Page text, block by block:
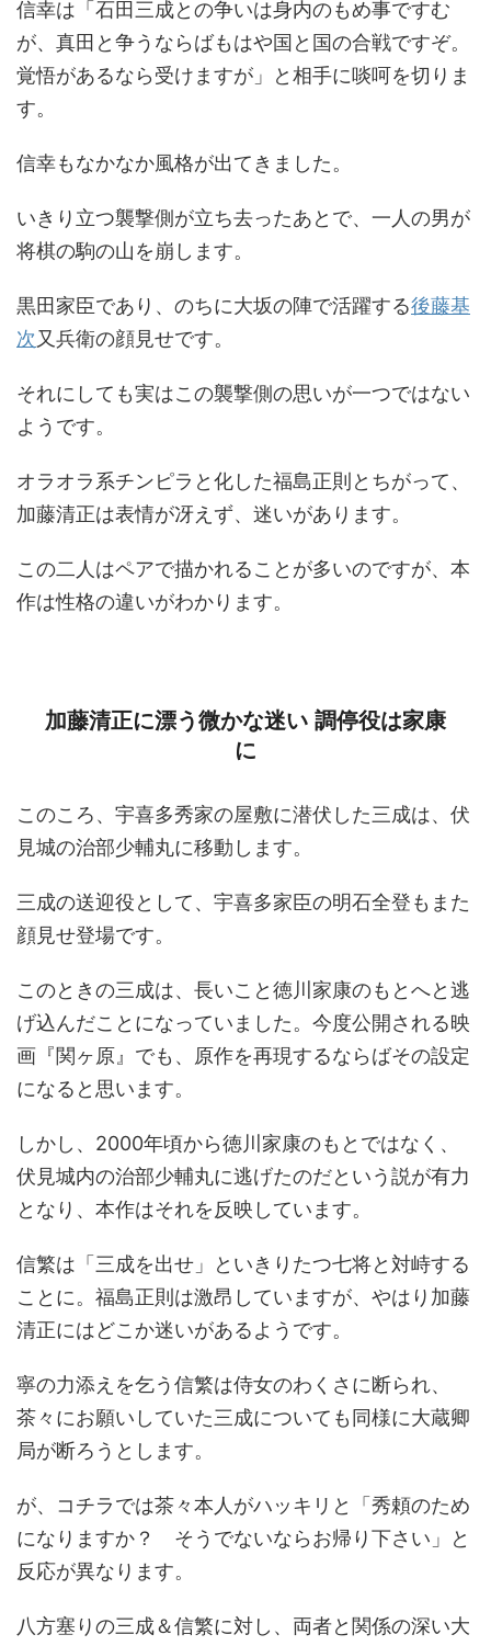
信幸は「石田三成との争いは身内のもめ事ですむ
が、真田と争うならばもはや国と国の合戦ですぞ。
覚悟があるなら受けますが」と相手に啖呵を切りま
す。
信幸もなかなか風格が出てきました。
いきり立つ襲撃側が立ち去ったあとで、一人の男が
将棋の駒の山を崩します。
黒田家臣であり、のちに大坂の陣で活躍する後藤基
次又兵衛の顔見せです。
それにしても実はこの襲撃側の思いが一つではない
ようです。
オラオラ系チンピラと化した福島正則とちがって、
加藤清正は表情が冴えず、迷いがあります。
この二人はペアで描かれることが多いのですが、本
作は性格の違いがわかります。
加藤清正に漂う微かな迷い 調停役は家康
に
このころ、宇喜多秀家の屋敷に潜伏した三成は、伏
見城の治部少輔丸に移動します。
三成の送迎役として、宇喜多家臣の明石全登もまた
顔見せ登場です。
このときの三成は、長いこと徳川家康のもとへと逃
げ込んだことになっていました。今度公開される映
画『関ヶ原』でも、原作を再現するならばその設定
になると思います。
しかし、2000年頃から徳川家康のもとではなく、
伏見城内の治部少輔丸に逃げたのだという説が有力
となり、本作はそれを反映しています。
信繁は「三成を出せ」といきりたつ七将と対峙する
ことに。福島正則は激昂していますが、やはり加藤
清正にはどこか迷いがあるようです。
寧の力添えを乞う信繁は侍女のわくさに断られ、
茶々にお願いしていた三成についても同様に大蔵卿
局が断ろうとします。
が、コチラでは茶々本人がハッキリと「秀頼のため
になりますか？ そうでないならお帰り下さい」と
反応が異なります。
八方塞りの三成＆信繁に対し、両者と関係の深い大